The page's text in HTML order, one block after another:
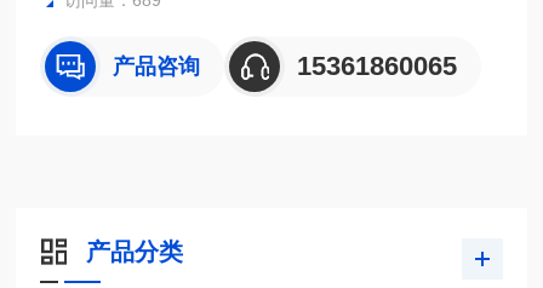
产品咨询 15361860065
产品分类